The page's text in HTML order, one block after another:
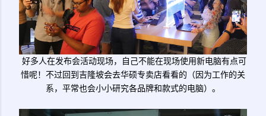
好多人在发布会活动现场，自己不能在现场使用新电脑有点可
惜呢！不过回到吉隆坡会去华硕专卖店看看的（因为工作的关
系，平常也会小小研究各品牌和款式的电脑）。